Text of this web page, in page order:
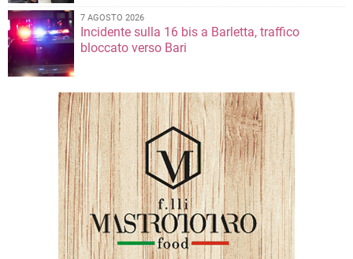
7 AGOSTO 2026
Incidente sulla 16 bis a Barletta, traffico
bloccato verso Bari